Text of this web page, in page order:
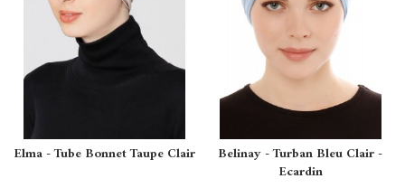
Elma - Tube Bonnet Taupe Clair
Belinay - Turban Bleu Clair -
Ecardin